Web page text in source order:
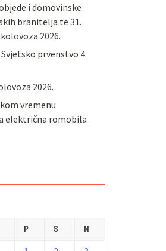
i domovinske
branitelja te 31.
kolovoza 2026.
prvenstvo 4.
2026.
vremenu
električna romobila
P S N